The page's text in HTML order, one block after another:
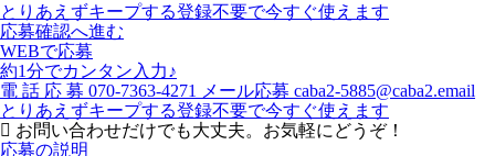
とりあえずキープする登録不要で今すぐ使えます
応募確認へ進む
WEBで応募
約1分でカンタン入力♪
電 話 応 募 070-7363-4271 メール応募 caba2-5885@caba2.email
とりあえずキープする登録不要で今すぐ使えます
お問い合わせだけでも大丈夫。お気軽にどうぞ！
応募の説明